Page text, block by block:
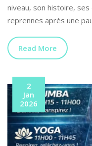
niveau, son histoire,
reprennes après une
Read More
2
Jan
2026